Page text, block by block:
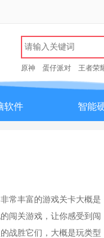
原神 蛋仔派对 王者荣
软件 智能
常丰富的游戏关卡大概是
闯关游戏，让你感受到闯
战胜它们，大概是玩类型